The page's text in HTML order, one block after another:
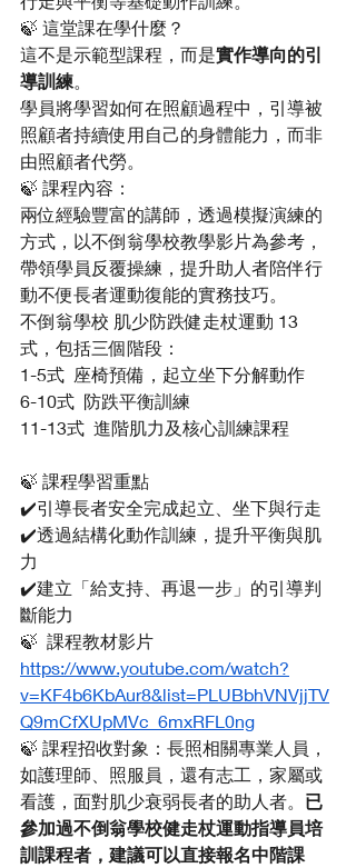
🍃 這堂課在學什麼？
這不是示範型課程，而是實作導向的引
導訓練
學員將學習如何在照顧過程中，引導被
照顧者持續使用自己的身體能力，而非
由照顧者代勞。
🍃 課程內容：
兩位經驗豐富的講師，透過模擬演練的
方式，以不倒翁學校教學影片為參考，
帶領學員反覆操練，提升助人者陪伴行
動不便長者運動復能的實務技巧。
不倒翁學校 肌少防跌健走杖運動 13
式，包括三個階段：
1-5式  座椅預備，起立坐下分解動作
6-10式  防跌平衡訓練
11-13式  進階肌力及核心訓練課程
🍃 課程學習重點
✔️引導長者安全完成起立、坐下與行走
✔️透過結構化動作訓練，提升平衡與肌
力
✔️建立「給支持、再退一步」的引導判
斷能力
🍃  課程教材影片
https://www.youtube.com/watch?
v=KF4b6KbAur8&list=PLUBbhVNVjjTV
Q9mCfXUpMVc_6mxRFL0ng
🍃 課程招收對象：長照相關專業人員，
如護理師、照服員，還有志工，家屬或
看護，面對肌少衰弱長者的助人者。 已
參加過不倒翁學校健走杖運動指導員培
訓課程者，建議可以直接報名中階課